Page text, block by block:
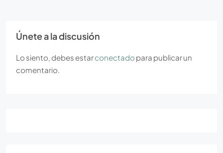
Únete a la discusión
Lo siento, debes estarconectado para publicar un
comentario.